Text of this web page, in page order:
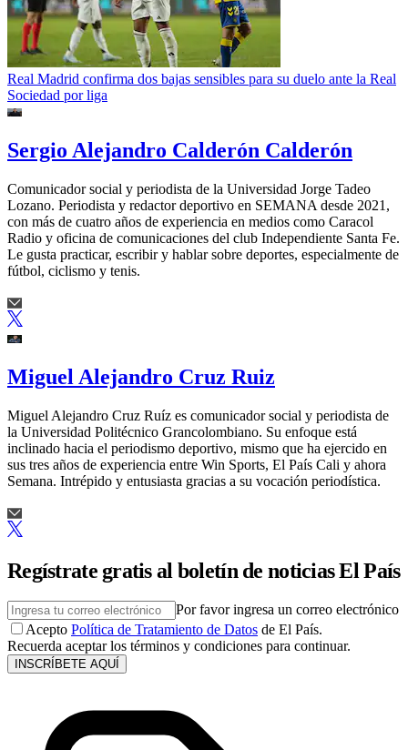
Real Madrid confirma dos bajas sensibles para su duelo ante la Real
Sociedad por liga
Sergio Alejandro Calderón Calderón
Comunicador social y periodista de la Universidad Jorge Tadeo
Lozano. Periodista y redactor deportivo en SEMANA desde 2021,
con más de cuatro años de experiencia en medios como Caracol
Radio y oficina de comunicaciones del club Independiente Santa Fe.
Le gusta practicar, escribir y hablar sobre deportes, especialmente de
fútbol, ciclismo y tenis.
Miguel Alejandro Cruz Ruiz
Miguel Alejandro Cruz Ruíz es comunicador social y periodista de
la Universidad Politécnico Grancolombiano. Su enfoque está
inclinado hacia el periodismo deportivo, mismo que ha ejercido en
sus tres años de experiencia entre Win Sports, El País Cali y ahora
Semana. Intrépido y entusiasta gracias a su vocación periodística.
Regístrate gratis al boletín de noticias El País
Por favor ingresa un correo electrónico
Acepto Política de Tratamiento de Datos de El País.
Recuerda aceptar los términos y condiciones para continuar.
INSCRÍBETE AQUÍ